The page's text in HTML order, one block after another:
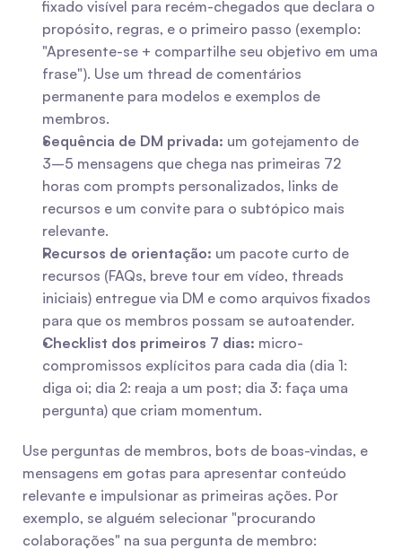
fixado visível para recém-chegados que declara o
propósito, regras, e o primeiro passo (exemplo:
"Apresente-se + compartilhe seu objetivo em uma
frase"). Use um thread de comentários
permanente para modelos e exemplos de
membros.
Sequência de DM privada: um gotejamento de
3–5 mensagens que chega nas primeiras 72
horas com prompts personalizados, links de
recursos e um convite para o subtópico mais
relevante.
Recursos de orientação: um pacote curto de
recursos (FAQs, breve tour em vídeo, threads
iniciais) entregue via DM e como arquivos fixados
para que os membros possam se autoatender.
Checklist dos primeiros 7 dias: micro-
compromissos explícitos para cada dia (dia 1:
diga oi; dia 2: reaja a um post; dia 3: faça uma
pergunta) que criam momentum.
Use perguntas de membros, bots de boas-vindas, e
mensagens em gotas para apresentar conteúdo
relevante e impulsionar as primeiras ações. Por
exemplo, se alguém selecionar "procurando
colaborações" na sua pergunta de membro: